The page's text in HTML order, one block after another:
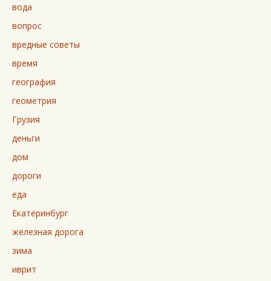
вода
вопрос
вредные советы
время
география
геометрия
Грузия
деньги
дом
дороги
еда
Екатеринбург
железная дорога
зима
иврит